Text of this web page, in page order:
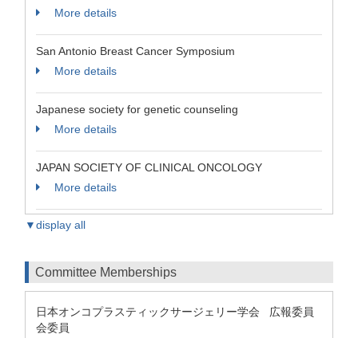
More details
San Antonio Breast Cancer Symposium
More details
Japanese society for genetic counseling
More details
JAPAN SOCIETY OF CLINICAL ONCOLOGY
More details
▼display all
Committee Memberships
日本オンコプラスティックサージェリー学会 広報委員
会委員